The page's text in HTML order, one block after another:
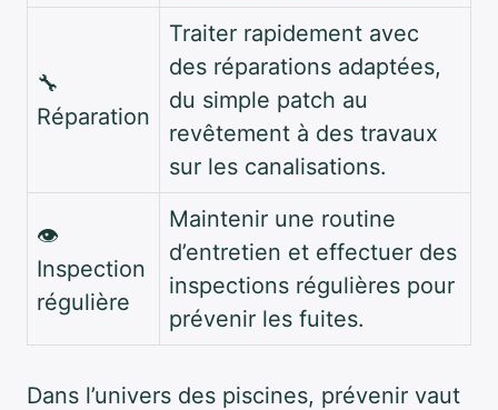
🔧
Réparation
Traiter rapidement avec
des réparations adaptées,
du simple patch au
revêtement à des travaux
sur les canalisations.
👁️
Inspection
régulière
Maintenir une routine
d’entretien et effectuer des
inspections régulières pour
prévenir les fuites.
Dans l’univers des piscines, prévenir vaut